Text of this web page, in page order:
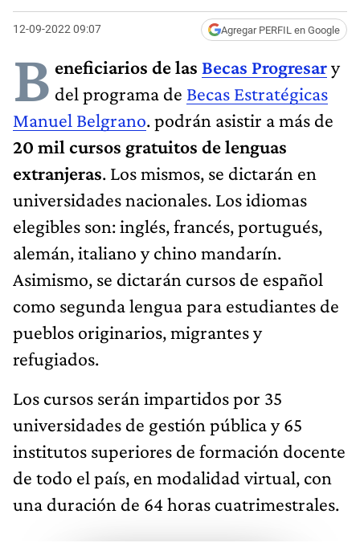
12-09-2022 09:07 Agregar PERFIL en Google
B eneficiarios de las Becas Progresary
del programa de Becas Estratégicas
Manuel Belgrano. podrán asistir a más de
20 mil cursos gratuitos de lenguas
extranjeras. Los mismos, se dictarán en
universidades nacionales. Los idiomas
elegibles son: inglés, francés, portugués,
alemán, italiano y chino mandarín.
Asimismo, se dictarán cursos de español
como segunda lengua para estudiantes de
pueblos originarios, migrantes y
refugiados.
Los cursos serán impartidos por 35
universidades de gestión pública y 65
institutos superiores de formación docente
de todo el país, en modalidad virtual, con
una duración de 64 horas cuatrimestrales.